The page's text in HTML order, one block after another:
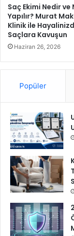
y
r
a
m
ı
1
n
a
z
e
Saç Ekimi Nedir ve
Yapılır? Murat
Klinik ile
Saçlara Kavuşun
Haziran 26, 2026
Popüler